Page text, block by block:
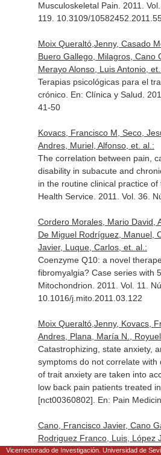
Musculoskeletal Pain . 2011.
119. 10.3109/
Moix Queraltó,Jenny, Casado
Buero Gallego, Milagros, Cano
Merayo Alonso, Luis Antonio,
Terapias psicológicas para el
crónico. En: Clínica y Salud .
41-50
Kovacs, Francisco M, Seco,
Andres, Muriel, Alfonso, et. al.:
The correlation between pain,
disability in subacute and
in the routine clinical practice
Health Service. 2011. Vol. 36.
Cordero Morales, Mario David,
De Miguel Rodríguez, Manuel,
Javier, Luque, Carlos, et. al.:
Coenzyme Q10: a novel
fibromyalgia? Case series with
Mitochondrion . 2011. Vol. 11.
10.1016/j.mito.2011.03.122
Moix Queraltó,Jenny, Kovacs,
Andres, Plana, María N.,
Catastrophizing, state anxiety,
symptoms do not correlate with
of trait anxiety are taken into
low back pain patients treated
[nct00360802]. En: Pain
Cano, Francisco Javier, Cano
Rodriguez Franco, Luis, López
Lopez Jimenez,Ana:
Vicerrectorado de Investigación. Universidad de